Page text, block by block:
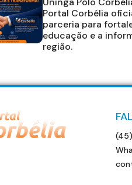
Portal Corbélia
parceria para
educação e a
região.